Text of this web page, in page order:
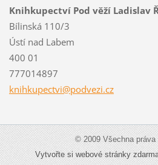
Knihkupectví Pod věží Ladislav
Bílinská 110/3
Ústí nad Labem
400 01
777014897
knihkupectvi@podvezi.cz
© 2009 Všechna práva
Vytvořte si webové stránky